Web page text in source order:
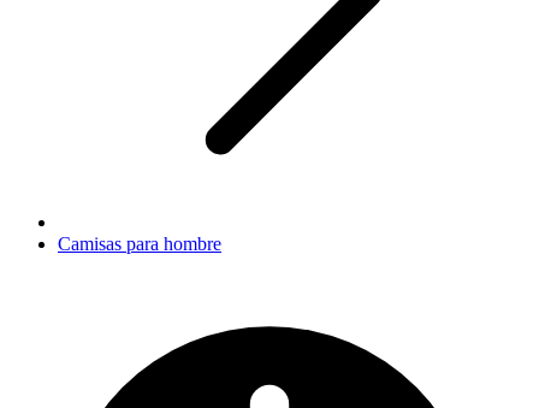
Camisas para hombre